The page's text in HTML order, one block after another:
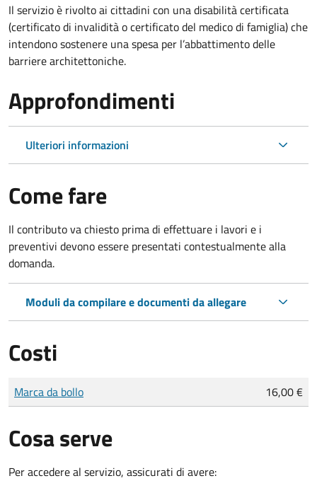
Il servizio è rivolto ai cittadini con una disabilità certificata
(certificato di invalidità o certificato del medico di famiglia) che
intendono sostenere una spesa per l’abbattimento delle
barriere architettoniche.
Approfondimenti
Ulteriori informazioni
Come fare
Il contributo va chiesto prima di effettuare i lavori e i
preventivi devono essere presentati contestualmente alla
domanda.
Moduli da compilare e documenti da allegare
Costi
Tipo di pagamento
Importo
Marca da bollo 16,00 €
Cosa serve
Per accedere al servizio, assicurati di avere: